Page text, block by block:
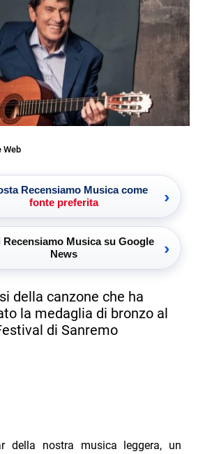
Web
Recensiamo Musica come
fonte preferita
›
Recensiamo Musica su Google
News
›
della canzone che ha
la medaglia di bronzo al
di Sanremo
della nostra musica leggera, un